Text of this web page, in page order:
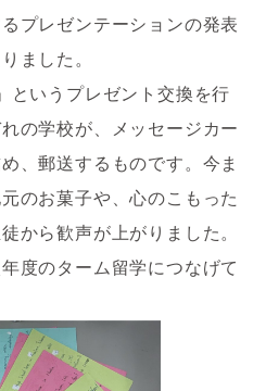
プレゼンテーションの発表
ました。
というプレゼント交換を行
の学校が、
メッセージカー
、郵送するものです。 今ま
のお菓子や、心のこもった
から歓声が上がりました。
度のターム留学につなげて